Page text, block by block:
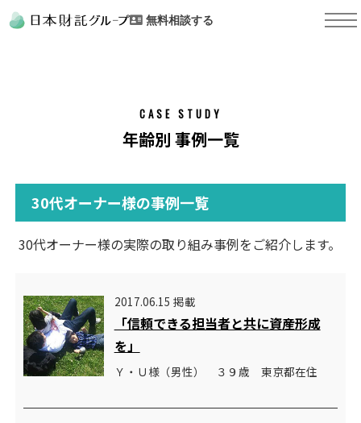
無料相談する
CASE STUDY
年齢別 事例一覧
30代オーナー様の事例一覧
30代オーナー様の実際の取り組み事例をご紹介します。
2017.06.15 掲載
「信頼できる担当者と共に資産形成
を」
Ｙ・Ｕ様（男性） ３９歳 東京都在住